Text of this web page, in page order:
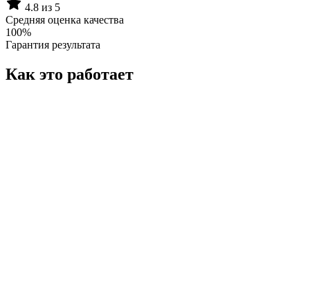
4.8 из 5
Средняя оценка качества
100%
Гарантия результата
Как это работает